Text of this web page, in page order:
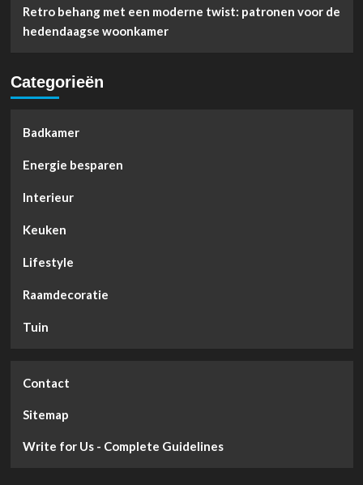
Retro behang met een moderne twist: patronen voor de
hedendaagse woonkamer
Categorieën
Badkamer
Energie besparen
Interieur
Keuken
Lifestyle
Raamdecoratie
Tuin
Contact
Sitemap
Write for Us - Complete Guidelines